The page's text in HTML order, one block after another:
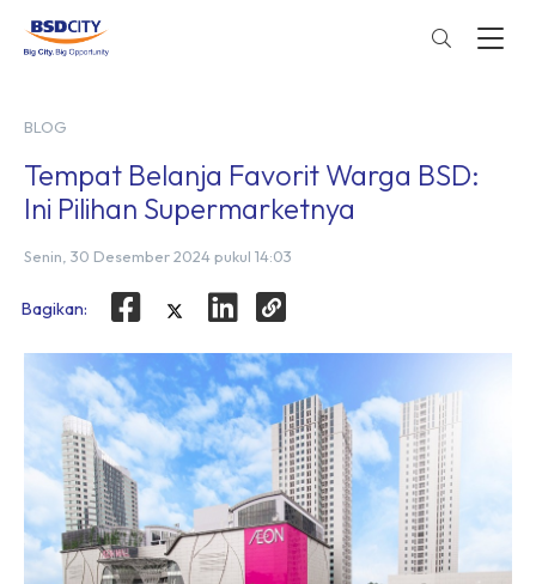
BLOG
Tempat Belanja Favorit Warga BSD:
Ini Pilihan Supermarketnya
Senin, 30 Desember 2024 pukul 14:03
Bagikan: